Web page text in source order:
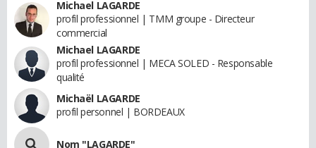
Michael LAGARDE
profil professionnel | TMM groupe - Directeur
commercial
Michael LAGARDE
profil professionnel | MECA SOLED - Responsable
qualité
Michaël LAGARDE
profil personnel | BORDEAUX
Nom "LAGARDE"